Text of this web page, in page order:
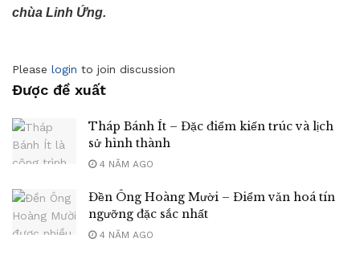
chùa Linh Ứng.
Please login to join discussion
Được đề xuất
Tháp Bánh Ít – Đặc điểm kiến trúc và lịch
sử hình thành
4 NĂM AGO
Đền Ông Hoàng Mười – Điểm văn hoá tín
ngưỡng đặc sắc nhất
4 NĂM AGO